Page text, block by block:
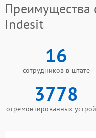
Преимущества
Indesit
16
сотрудников в штате
3778
отремонтированных